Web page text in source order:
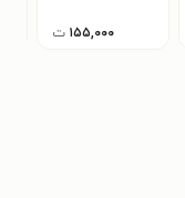
۱۵۵,۰۰۰ ت